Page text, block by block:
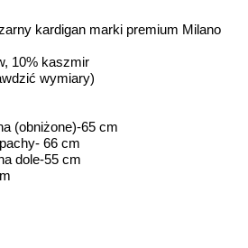
kardigan marki premium Milano
10% kaszmir
wymiary)
(obniżone)-65 cm
66 cm
dole-55 cm